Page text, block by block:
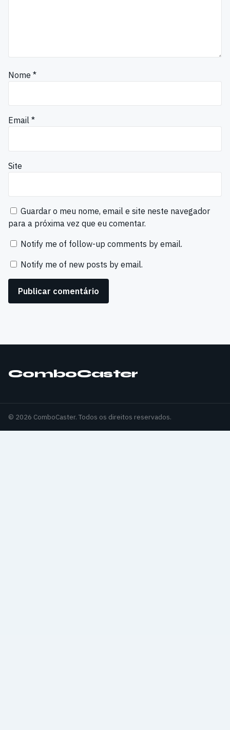
Nome *
Email *
Site
Guardar o meu nome, email e site neste navegador
para a próxima vez que eu comentar.
Notify me of follow-up comments by email.
Notify me of new posts by email.
ComboCaster
© 2026 ComboCaster. Todos os direitos reservados.